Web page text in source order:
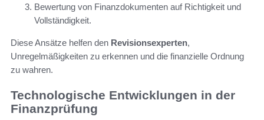
Bewertung von Finanzdokumenten auf Richtigkeit und
Vollständigkeit.
Diese Ansätze helfen den Revisionsexperten,
Unregelmäßigkeiten zu erkennen und die finanzielle Ordnung
zu wahren.
Technologische Entwicklungen in der
Finanzprüfung